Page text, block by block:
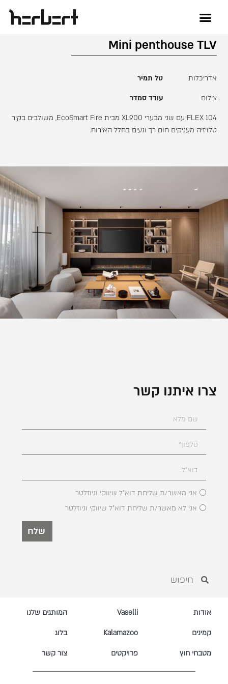
Mini penthouse TLV
אדריכלות טל תמיר
צילום עודד סמדר
FLEX 104 עם שני מבערי XL900 מבית EcoSmart Fire, משולבים בקיר
טלויזיה מעניקים חום רך ונעים בחלל האירוח.
צרו איתנו קשר
אני מאשר/ת שליחת דוא"ל שיווקי וניוזלטר
אני לא מאשר/ת שליחת דוא"ל שיווקי וניוזלטר
שלח
אודות
קמינים
מטבחי חוץ
Vaselli
Kalamazoo
פרויקטים
המותגים שלנו
בלוג
צור קשר